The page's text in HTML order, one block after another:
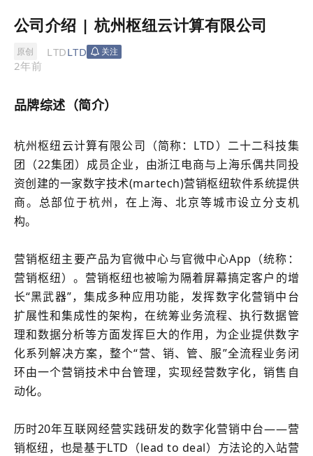
公司介绍 | 杭州枢纽云计算有限公司
原创 LTDLTD 关注
2年前
品牌综述（简介）
杭州枢纽云计算有限公司（简称：LTD） 二十二科技集
团（22集团）成员企业，由浙江电商与上海乐偶共同投
资创建的一家数字技术(martech)营销枢纽软件系统提供
商。总部位于杭州，在上海、北京等城市设立分支机
构。
营销枢纽主要产品为官微中心与官微中心App（统称：
营销枢纽）。 营销枢纽也被喻为隔着屏幕搞定客户的增
长“黑武器”，集成多种应用功能，发挥数字化营销中台
扩展性和集成性的架构，在统筹业务流程、执行数据管
理和数据分析等方面发挥巨大的作用，为企业提供数字
化系列解决方案，整个“营、销、管、服”全流程业务闭
环由一个营销技术中台管理，实现经营数字化，销售自
动化。
历时20年互联网经营实践研发的数字化营销中台——营
销枢纽，也是基于LTD（lead to deal）方法论的入站营